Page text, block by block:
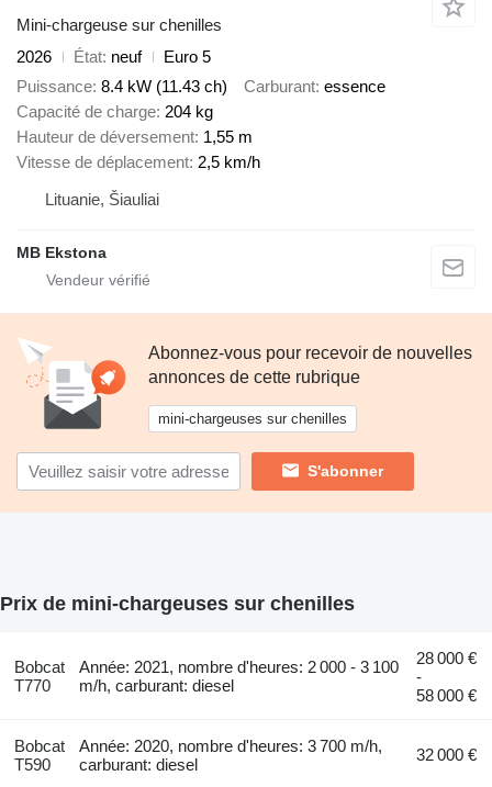
Mini-chargeuse sur chenilles
2026
État neuf
Euro 5
Puissance 8.4 kW (11.43 ch) Carburant essence
Capacité de charge 204 kg
Hauteur de déversement 1,55 m
Vitesse de déplacement 2,5 km/h
Lituanie, Šiauliai
MB Ekstona
Abonnez-vous pour recevoir de nouvelles
annonces de cette rubrique
mini-chargeuses sur chenilles
S'abonner
Prix de mini-chargeuses sur chenilles
Bobcat
T770
Année: 2021, nombre d'heures: 2 000 - 3 100
m/h, carburant: diesel
28 000 €
-
58 000 €
Bobcat
T590
Année: 2020, nombre d'heures: 3 700 m/h,
carburant: diesel
32 000 €